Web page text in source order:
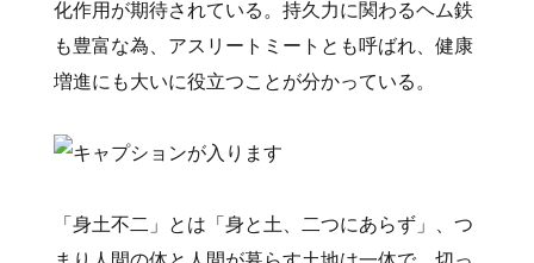
化作用が期待されている。持久力に関わるヘム鉄
も豊富な為、アスリートミートとも呼ばれ、健康
増進にも大いに役立つことが分かっている。
「身土不二」とは「身と土、二つにあらず」、つ